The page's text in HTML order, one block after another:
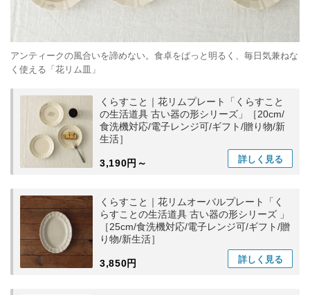
アンティークの風合いを諦めない。食卓をぱっと明るく、毎日気兼ねな
く使える「花リム皿」
くらすこと｜花リムプレート「くらすこと
の生活道具 古い器の形シリーズ」［20cm/
食洗機対応/電子レンジ可/ギフト/贈り物/新
生活］
3,190円～ 詳しく 見る
くらすこと｜花リムオーバルプレート「く
らすことの生活道具 古い器の形シリーズ 」
［25cm/食洗機対応/電子レンジ可/ギフト/贈
り物/新生活］
3,850円 詳しく 見る